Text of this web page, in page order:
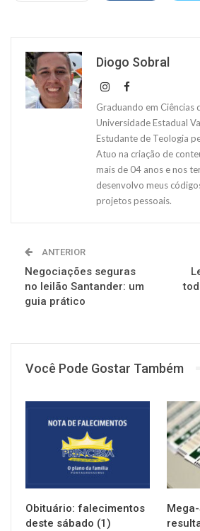
Diogo Sobral
Graduando em Ciências
Universidade Estadual
Estudante de Teologia
Atuo na criação de
mais de 04 anos e nos
desenvolvo meus
projetos pessoais.
ANTERIOR
Negociações seguras
no leilão Santander: um
guia prático
Você Pode Gostar Também
Obituário: falecimentos
deste sábado (1)